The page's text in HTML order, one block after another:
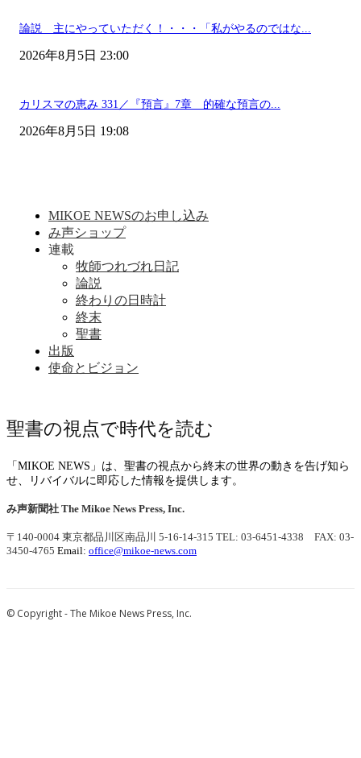
論説 主にやっていただく！・・・「私がやるのではな...
2026年8月5日 23:00
カリスマの恵み 331／『預言』7章 的確な預言の...
2026年8月5日 19:08
MIKOE NEWSのお申し込み
み声ショップ
連載
牧師つれづれ日記
論説
終わりの日時計
終末
聖書
出版
使命とビジョン
聖書の視点で時代を読む
「MIKOE NEWS」は、聖書の視点から終末の世界の動きを告げ知ら
せ、リバイバルに即応した情報を提供します。
み声新聞社 The Mikoe News Press, Inc.
〒140-0004 東京都品川区南品川 5-16-14-315 TEL: 03-6451-4338 FAX: 03-
3450-4765 Email: office@mikoe-news.com
© Copyright - The Mikoe News Press, Inc.